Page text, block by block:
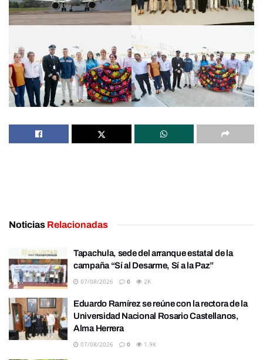
Noticias Relacionadas
Tapachula, sede del arranque estatal de la
campaña “Sí al Desarme, Sí a la Paz”
07/08/2026 0 2K
Eduardo Ramírez se reúne con la rectora de la
Universidad Nacional Rosario Castellanos,
Alma Herrera
07/08/2026 0 1.9K